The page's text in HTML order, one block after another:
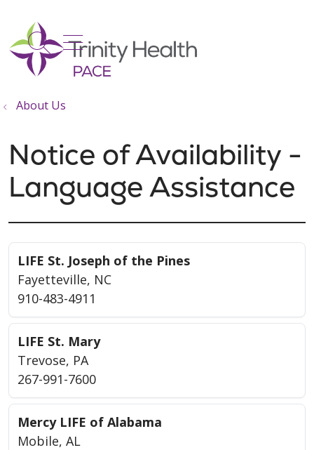
search
show off canvas menu
About Us
Notice of Availability -
Language Assistance
LIFE St. Joseph of the Pines
Fayetteville, NC
910-483-4911
LIFE St. Mary
Trevose, PA
267-991-7600
Mercy LIFE of Alabama
Mobile, AL